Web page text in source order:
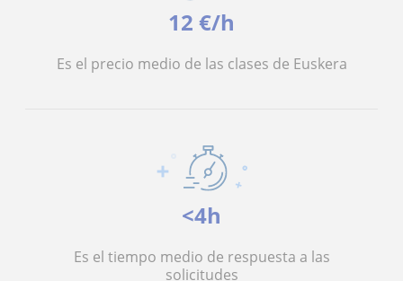
12 €/h
Es el precio medio de las clases de Euskera
<4h
Es el tiempo medio de respuesta a las
solicitudes